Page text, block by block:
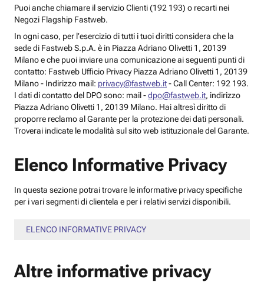
Puoi anche chiamare il servizio Clienti (192 193) o recarti nei
Negozi Flagship Fastweb.
In ogni caso, per l’esercizio di tutti i tuoi diritti considera che la
sede di Fastweb S.p.A. è in Piazza Adriano Olivetti 1, 20139
Milano e che puoi inviare una comunicazione ai seguenti punti di
contatto: Fastweb Ufficio Privacy Piazza Adriano Olivetti 1, 20139
Milano - Indirizzo mail: privacy@fastweb.it- Call Center: 192 193.
I dati di contatto del DPO sono: mail -dpo@fastweb.it, indirizzo
Piazza Adriano Olivetti 1, 20139 Milano. Hai altresì diritto di
proporre reclamo al Garante per la protezione dei dati personali.
Troverai indicate le modalità sul sito web istituzionale del Garante.
Elenco Informative Privacy
In questa sezione potrai trovare le informative privacy specifiche
per i vari segmenti di clientela e per i relativi servizi disponibili.
ELENCO INFORMATIVE PRIVACY
Altre informative privacy